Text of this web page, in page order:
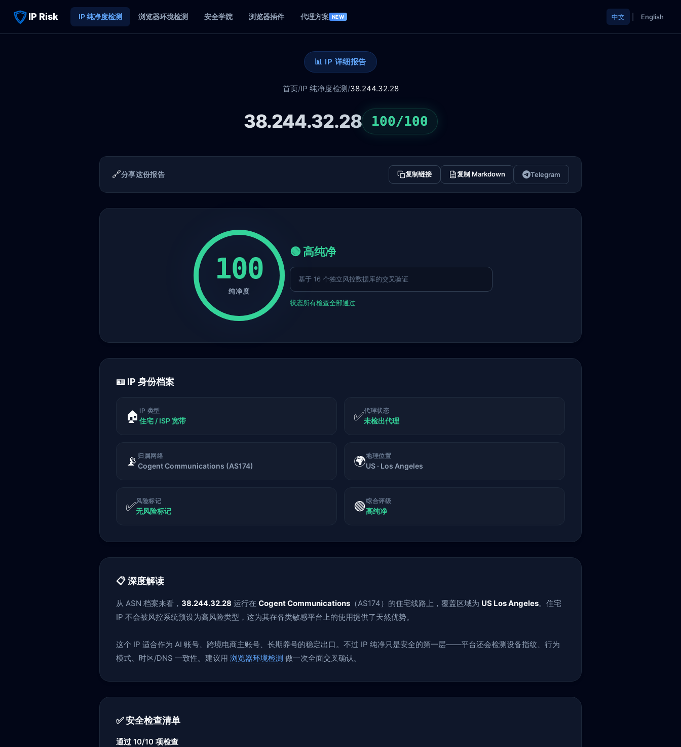
IP Risk IP 纯净度检测 浏览器环境检测 安全学院 浏览器插件 代理方案 NEW 中文 English
📊 IP 详细报告
首页/IP 纯净度检测/38.244.32.28
38.244.32.28 100/100
🔗分享这份报告 复制链接 复制 Markdown Telegram
100
纯净度
🟢 高纯净
基于 16 个独立风控数据库的交叉验证
状态所有检查全部通过
🪪 IP 身份档案
🏠 IP 类型
住宅 / ISP 宽带 ✅代理状态
未检出代理
📡 归属网络
Cogent Communications (AS174) 🌍地理位置
US · Los Angeles
✅风险标记
无风险标记 🟢综合评级
高纯净
📋 深度解读
从 ASN 档案来看， 38.244.32.28 运行在 Cogent Communications （AS174）的住宅线路上，覆盖区域为 US Los Angeles。住宅
IP 不会被风控系统预设为高风险类型，这为其在各类敏感平台上的使用提供了天然优势。
这个 IP 适合作为 AI 账号、跨境电商主账号、长期养号的稳定出口。不过 IP 纯净只是安全的第一层——平台还会检测设备指纹、行为
模式、时区/DNS 一致性。建议用 浏览器环境检测 做一次全面交叉确认。
✅ 安全检查清单
通过 10/10 项检查